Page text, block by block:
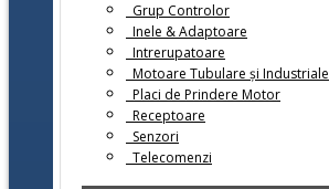
Grup Controlor
Inele & Adaptoare
Intrerupatoare
Motoare Tubulare și Industriale
Placi de Prindere Motor
Receptoare
Senzori
Telecomenzi